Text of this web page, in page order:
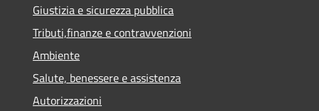
Giustizia e sicurezza pubblica
Tributi,finanze e contravvenzioni
Ambiente
Salute, benessere e assistenza
Autorizzazioni